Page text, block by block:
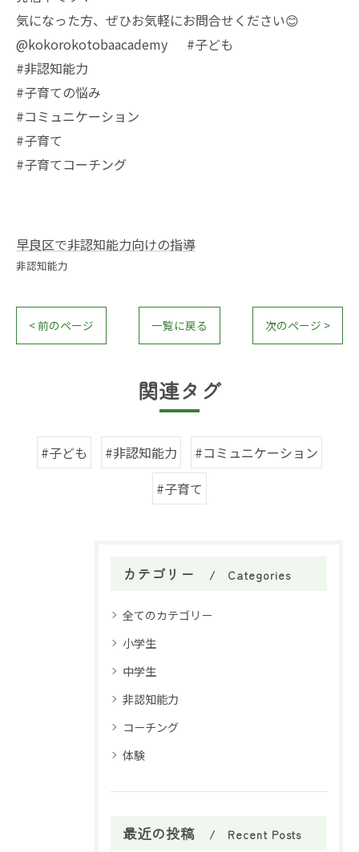
気になった方、ぜひお気軽にお問合せください😊
@kokorokotobaacademy #子ども
#非認知能力
#子育ての悩み
#コミュニケーション
#子育て
#子育てコーチング
早良区で非認知能力向けの指導
非認知能力
< 前のページ 一覧に戻る 次のページ >
関連タグ
#子ども #非認知能力
#コミュニケーション
#子育て
カテゴリー Categories
全てのカテゴリー
小学生
中学生
非認知能力
コーチング
体験
最近の投稿 Recent Posts